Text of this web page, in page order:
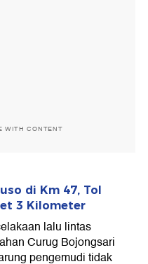
WITH CONTENT
di Km 47, Tol
3 Kilometer
lalu lintas
Curug Bojongsari
pengemudi tidak